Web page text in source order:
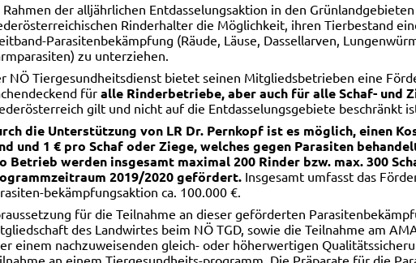
Rahmen der alljährlichen Entdasselungsaktion in den
Rinderhalter die Möglichkeit, ihren Tierbestand
Parasitenbekämpfung (Räude, Läuse, Dassellarven,
zu unterziehen.
NÖ Tiergesundheitsdienst bietet seinen Mitgliedsbetrieben eine
füralle Rinderbetriebe, aber auch für alle Schaf- und
gilt und nicht auf die Entdasselungsgebiete beschränkt
die Unterstützung von LR Dr. Pernkopf ist es möglich, einen
und 1 € pro Schaf oder Ziege, welches gegen Parasiten
Betrieb werden insgesamt maximal 200 Rinder bzw. max. 300
2019/2020 gefördert. Insgesamt umfasst das
bekämpfungsaktion ca. 100.000 €.
für die Teilnahme an dieser geförderten
des Landwirtes beim NÖ TGD, sowie die Teilnahme am
einem nachzuweisenden gleich- oder höherwertigen
an einem Tiergesundheits-programm. Die Präparate für die